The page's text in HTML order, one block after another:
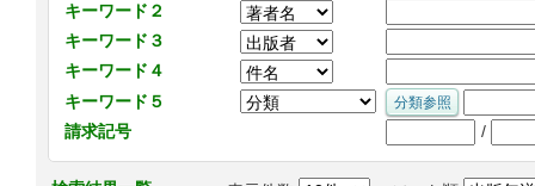
キーワード２
キーワード３
キーワード４
キーワード５
請求記号
/